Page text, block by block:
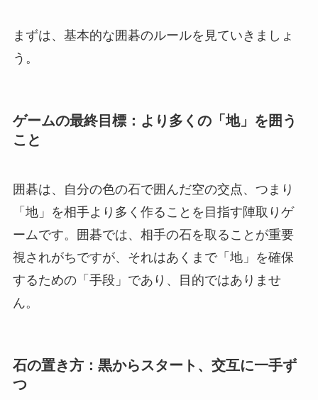
まずは、基本的な囲碁のルールを見ていきましょ
う。
ゲームの最終目標：より多くの「地」を囲う
こと
囲碁は、自分の色の石で囲んだ空の交点、つまり
「地」を相手より多く作ることを目指す陣取りゲ
ームです。囲碁では、相手の石を取ることが重要
視されがちですが、それはあくまで「地」を確保
するための「手段」であり、目的ではありませ
ん。
石の置き方：黒からスタート、交互に一手ず
つ